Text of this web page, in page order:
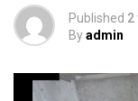
Published 2
Byadmin